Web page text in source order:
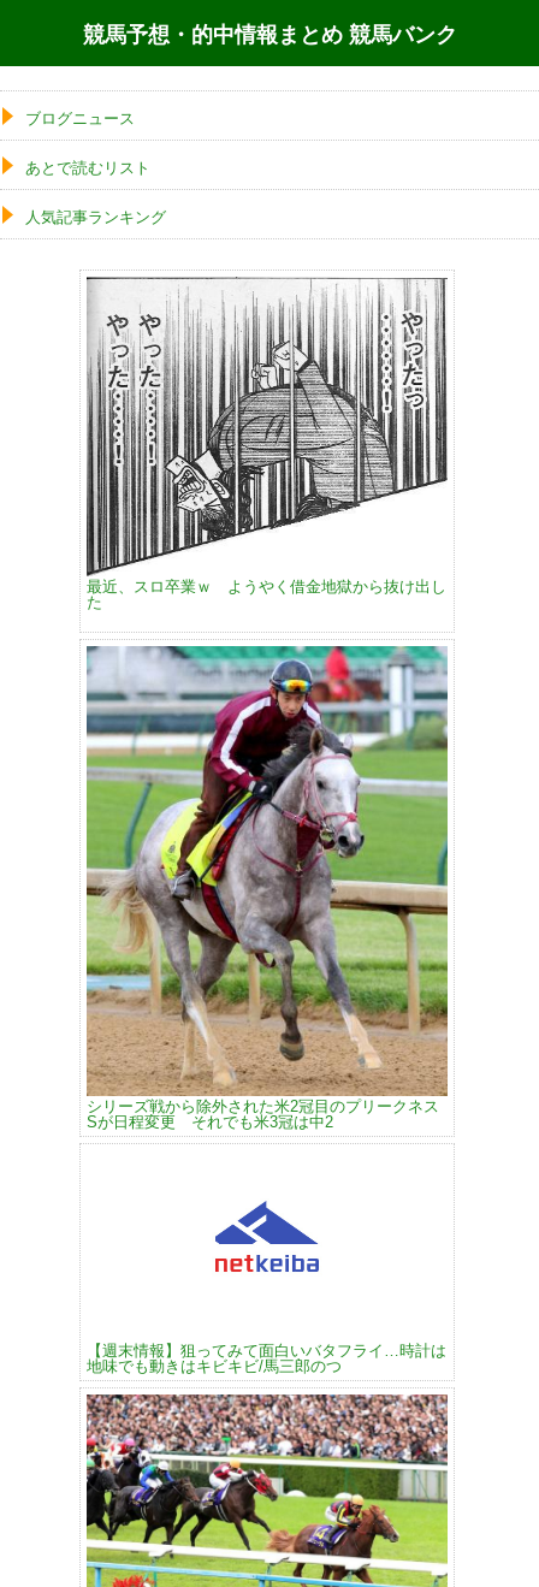
競馬予想・的中情報まとめ 競馬バンク
ブログニュース
あとで読むリスト
人気記事ランキング
最近、スロ卒業ｗ ようやく借金地獄から抜け出し
た
シリーズ戦から除外された米2冠目のプリークネス
Sが日程変更 それでも米3冠は中2
【週末情報】狙ってみて面白いバタフライ…時計は
地味でも動きはキビキビ/馬三郎のつ